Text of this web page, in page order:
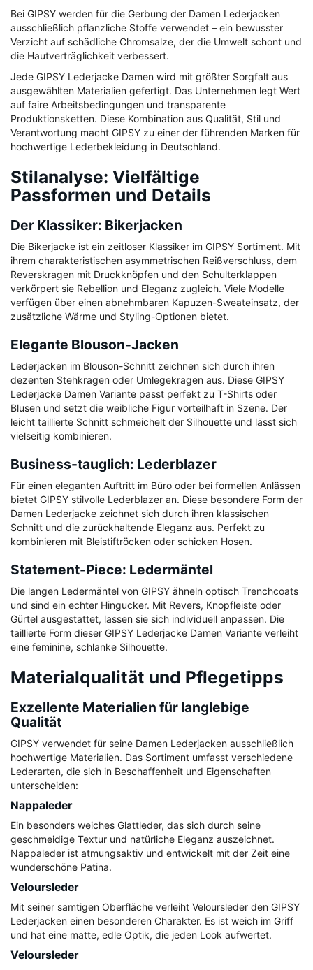
Bei GIPSY werden für die Gerbung der Damen Lederjacken
ausschließlich pflanzliche Stoffe verwendet – ein bewusster
Verzicht auf schädliche Chromsalze, der die Umwelt schont und
die Hautverträglichkeit verbessert.
Jede GIPSY Lederjacke Damen wird mit größter Sorgfalt aus
ausgewählten Materialien gefertigt. Das Unternehmen legt Wert
auf faire Arbeitsbedingungen und transparente
Produktionsketten. Diese Kombination aus Qualität, Stil und
Verantwortung macht GIPSY zu einer der führenden Marken für
hochwertige Lederbekleidung in Deutschland.
Stilanalyse: Vielfältige
Passformen und Details
Der Klassiker: Bikerjacken
Die Bikerjacke ist ein zeitloser Klassiker im GIPSY Sortiment. Mit
ihrem charakteristischen asymmetrischen Reißverschluss, dem
Reverskragen mit Druckknöpfen und den Schulterklappen
verkörpert sie Rebellion und Eleganz zugleich. Viele Modelle
verfügen über einen abnehmbaren Kapuzen-Sweateinsatz, der
zusätzliche Wärme und Styling-Optionen bietet.
Elegante Blouson-Jacken
Lederjacken im Blouson-Schnitt zeichnen sich durch ihren
dezenten Stehkragen oder Umlegekragen aus. Diese GIPSY
Lederjacke Damen Variante passt perfekt zu T-Shirts oder
Blusen und setzt die weibliche Figur vorteilhaft in Szene. Der
leicht taillierte Schnitt schmeichelt der Silhouette und lässt sich
vielseitig kombinieren.
Business-tauglich: Lederblazer
Für einen eleganten Auftritt im Büro oder bei formellen Anlässen
bietet GIPSY stilvolle Lederblazer an. Diese besondere Form der
Damen Lederjacke zeichnet sich durch ihren klassischen
Schnitt und die zurückhaltende Eleganz aus. Perfekt zu
kombinieren mit Bleistiftröcken oder schicken Hosen.
Statement-Piece: Ledermäntel
Die langen Ledermäntel von GIPSY ähneln optisch Trenchcoats
und sind ein echter Hingucker. Mit Revers, Knopfleiste oder
Gürtel ausgestattet, lassen sie sich individuell anpassen. Die
taillierte Form dieser GIPSY Lederjacke Damen Variante verleiht
eine feminine, schlanke Silhouette.
Materialqualität und Pflegetipps
Exzellente Materialien für langlebige
Qualität
GIPSY verwendet für seine Damen Lederjacken ausschließlich
hochwertige Materialien. Das Sortiment umfasst verschiedene
Lederarten, die sich in Beschaffenheit und Eigenschaften
unterscheiden:
Nappaleder
Ein besonders weiches Glattleder, das sich durch seine
geschmeidige Textur und natürliche Eleganz auszeichnet.
Nappaleder ist atmungsaktiv und entwickelt mit der Zeit eine
wunderschöne Patina.
Veloursleder
Mit seiner samtigen Oberfläche verleiht Veloursleder den GIPSY
Lederjacken einen besonderen Charakter. Es ist weich im Griff
und hat eine matte, edle Optik, die jeden Look aufwertet.
Veloursleder